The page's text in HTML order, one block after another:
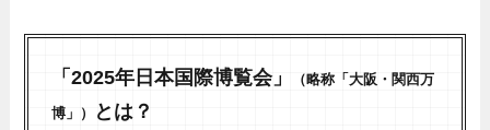
「2025年日本国際博覧会」 （略称「大阪・関西万
博」） とは？